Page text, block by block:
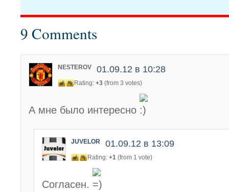
9 Comments
NESTEROV 01.09.12 в 10:28
Rating: +3 (from 3 votes)
А мне было интересно
JUVELOR 01.09.12 в 13:09
Rating: +1 (from 1 vote)
Согласен.